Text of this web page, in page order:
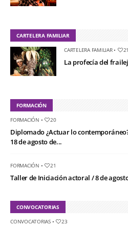
CARTELERA FAMILIAR
CARTELERA FAMILIAR• 21
La profecía del
FORMACIÓN
FORMACIÓN • 20
Diplomado ¿Actuar lo
18 de agosto de...
FORMACIÓN • 21
Taller de Iniciación actoral / 8 de
CONVOCATORIAS
CONVOCATORIAS• 23